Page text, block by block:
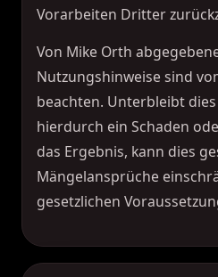
Vorarbeiten Dritter
Von Mike Orth
Nutzungshinweise sind
beachten. Unterbleibt
hierdurch ein Schaden
das Ergebnis, kann dies
Mängelansprüche
gesetzlichen